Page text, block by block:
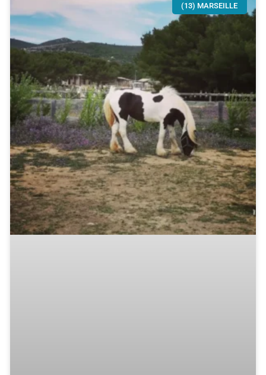
(13) MARSEILLE